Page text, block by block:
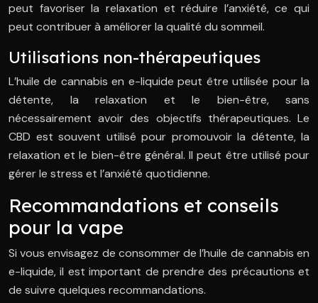
peut favoriser la relaxation et réduire l’anxiété, ce qui
peut contribuer à améliorer la qualité du sommeil.
Utilisations non-thérapeutiques
L’huile de cannabis en e-liquide peut être utilisée pour la
détente, la relaxation et le bien-être, sans
nécessairement avoir des objectifs thérapeutiques. Le
CBD est souvent utilisé pour promouvoir la détente, la
relaxation et le bien-être général. Il peut être utilisé pour
gérer le stress et l’anxiété quotidienne.
Recommandations et conseils
pour la vape
Si vous envisagez de consommer de l’huile de cannabis en
e-liquide, il est important de prendre des précautions et
de suivre quelques recommandations.